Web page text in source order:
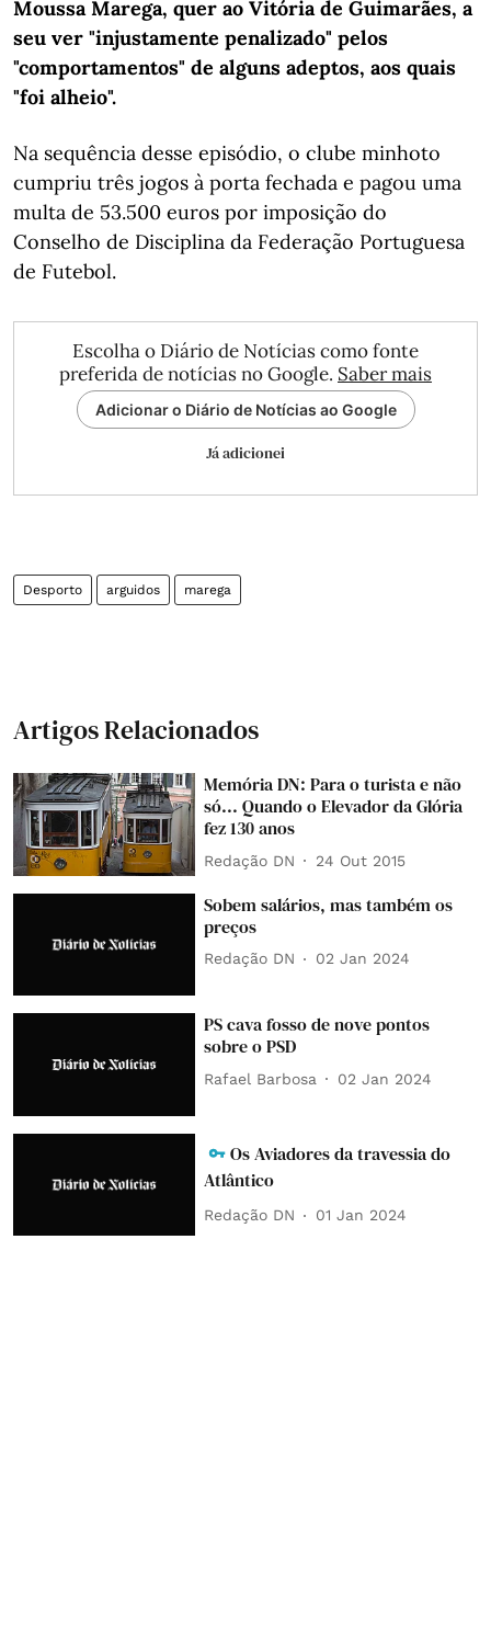
Moussa Marega, quer ao Vitória de Guimarães, a
seu ver "injustamente penalizado" pelos
"comportamentos" de alguns adeptos, aos quais
"foi alheio".
Na sequência desse episódio, o clube minhoto
cumpriu três jogos à porta fechada e pagou uma
multa de 53.500 euros por imposição do
Conselho de Disciplina da Federação Portuguesa
de Futebol.
Escolha o Diário de Notícias como fonte
preferida de notícias no Google. Saber mais
Adicionar o Diário de Notícias ao Google
Já adicionei
Desporto arguidos marega
Artigos Relacionados
Memória DN: Para o turista e não
só... Quando o Elevador da Glória
fez 130 anos
Redação DN 24 Out 2015
Sobem salários, mas também os
preços
Redação DN 02 Jan 2024
PS cava fosso de nove pontos
sobre o PSD
Rafael Barbosa 02 Jan 2024
Os Aviadores da travessia do
Atlântico
Redação DN 01 Jan 2024